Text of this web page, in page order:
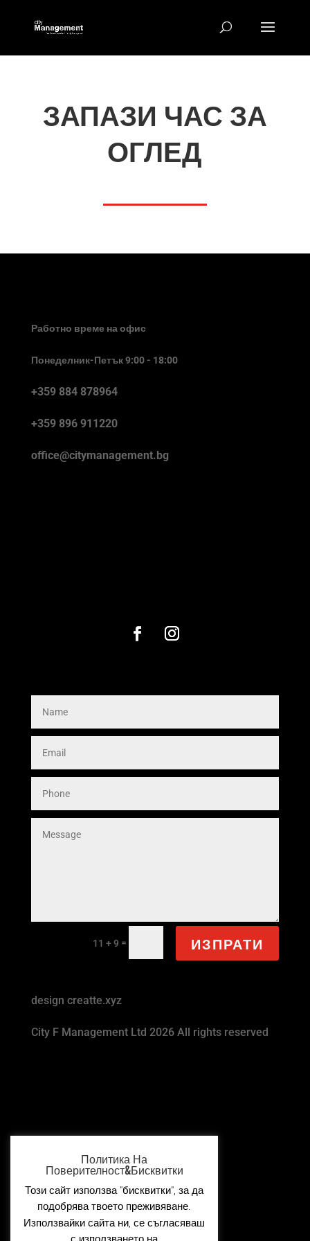
ЗАПАЗИ ЧАС ЗА
ОГЛЕД
Работно време на офис
Понеделник-Петък 9:00 - 18:00
+359 884 878964
+359 896 911220
office@citymanagement.bg
11 + 9 = ИЗПРАТИ
design creatte.xyz
City F Management Ltd 2026 All rights reserved
Политика На
Поверителност&Бисквитки
Този сайт използва "бисквитки", за да
подобрява твоето преживяване.
Използвайки сайта ни, се съгласяваш